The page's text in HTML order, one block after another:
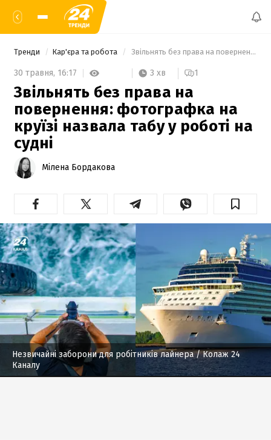
Тренди Кар'єра та робота Звільнять без права на повернення: фотографка на круїзі назвала табу у роботі на судні
30 травня, 16:17 3 хв 1
Звільнять без права на
повернення: фотографка на
круїзі назвала табу у роботі на
судні
Мілена Бордакова
Незвичайні заборони для робітників лайнера/ Колаж 24
Каналу